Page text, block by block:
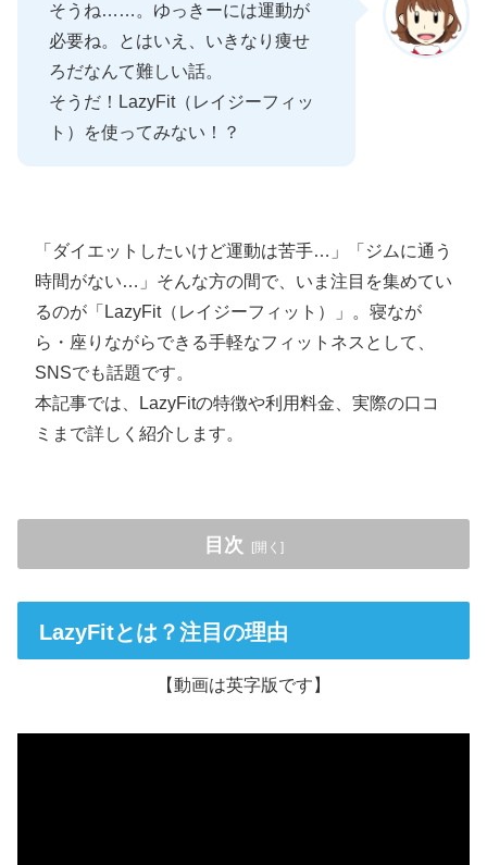
そうね……。ゆっきーには運動が
必要ね。とはいえ、いきなり痩せ
ろだなんて難しい話。
そうだ！LazyFit（レイジーフィッ
ト）を使ってみない！？
「ダイエットしたいけど運動は苦手…」「ジムに通う
時間がない…」そんな方の間で、いま注目を集めてい
るのが「LazyFit（レイジーフィット）」。寝なが
ら・座りながらできる手軽なフィットネスとして、
SNSでも話題です。
本記事では、LazyFitの特徴や利用料金、実際の口コ
ミまで詳しく紹介します。
目次
どんなサービス？どんな人に人気？
LazyFitの利用料金まとめ
LazyFitのメリット・デメリットまとめ
LazyFitとは？注目の理由
【動画は英字版です】